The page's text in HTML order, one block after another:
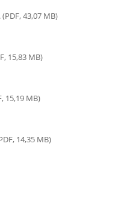
43,07 MB)
15,83 MB)
15,19 MB)
14,35 MB)